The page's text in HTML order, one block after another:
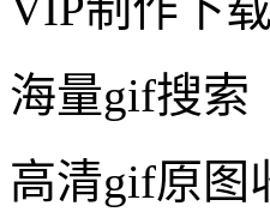
海量gif搜索
高清gif原图